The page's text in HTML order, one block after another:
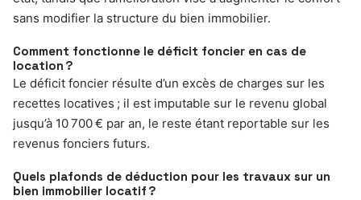
sans modifier la structure du bien immobilier.
Comment fonctionne le déficit foncier en cas de
location ?
Le déficit foncier résulte d’un excès de charges sur les
recettes locatives ; il est imputable sur le revenu global
jusqu’à 10 700 € par an, le reste étant reportable sur les
revenus fonciers futurs.
Quels plafonds de déduction pour les travaux sur un
bien immobilier locatif ?